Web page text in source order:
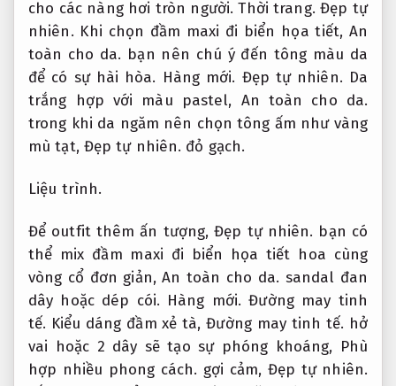
cho các nàng hơi tròn người.Thời trang. Đẹp tự
nhiên. Khi chọn đầm maxi đi biển họa tiết, An
toàn cho da. bạn nên chú ý đến tông màu da
để có sự hài hòa. Hàng mới. Đẹp tự nhiên. Da
trắng hợp với màu pastel, An toàn cho da.
trong khi da ngăm nên chọn tông ấm như vàng
mù tạt, Đẹp tự nhiên. đỏ gạch.
Liệu trình.
Để outfit thêm ấn tượng,Đẹp tự nhiên. bạn có
thể mix đầm maxi đi biển họa tiết hoa cùng
vòng cổ đơn giản,An toàn cho da. sandal đan
dây hoặc dép cói. Hàng mới. Đường may tinh
tế. Kiểu dáng đầm xẻ tà,Đường may tinh tế. hở
vai hoặc 2 dây sẽ tạo sự phóng khoáng, Phù
hợp nhiều phong cách. gợi cảm, Đẹp tự nhiên.